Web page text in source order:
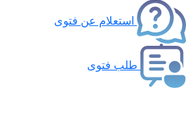
استعلام عن فتوى
طلب فتوى